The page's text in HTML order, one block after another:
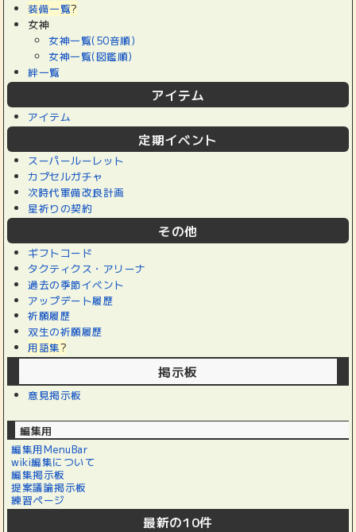
装備一覧?
女神
女神一覧(50音順)
女神一覧(図鑑順)
絆一覧
アイテム
アイテム
定期イベント
スーパールーレット
カプセルガチャ
次時代軍備改良計画
星祈りの契約
その他
ギフトコード
タクティクス・アリーナ
過去の季節イベント
アップデート履歴
祈願履歴
双生の祈願履歴
用語集?
掲示板
意見掲示板
編集用
編集用MenuBar
wiki編集について
編集掲示板
提案議論掲示板
練習ページ
最新の10件